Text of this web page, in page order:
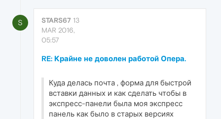
S STARS67 13
MAR 2016,
05:57
RE: Крайне не доволен работой Опера.
Куда делась почта , форма для быстрой
вставки данных и как сделать чтобы в
экспресс-панели была моя экспресс
панель как было в старых версиях